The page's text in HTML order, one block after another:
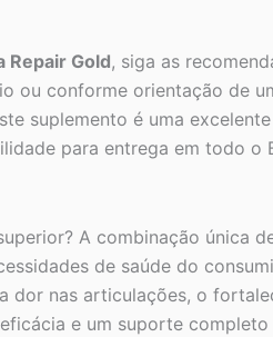
Repair Gold, siga as
ou conforme orientação de
suplemento é uma
para entrega em todo
A combinação única
de saúde do
dor nas articulações, o
e um suporte